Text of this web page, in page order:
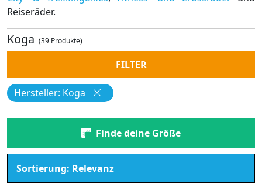
Reiseräder.
Koga (39 Produkte)
FILTER
Hersteller: Koga
Finde deine Größe